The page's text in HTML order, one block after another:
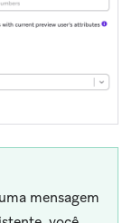
mensagem